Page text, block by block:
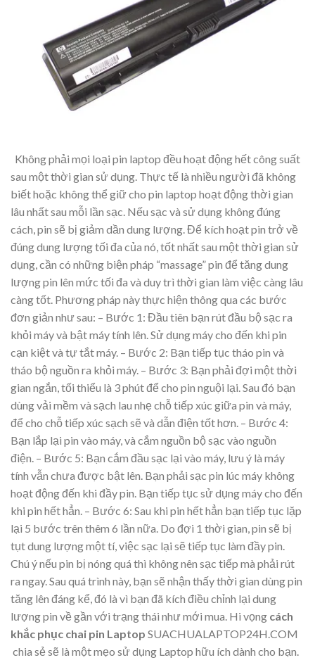
Không phải mọi loại pin laptop đều hoạt động hết công suất
sau một thời gian sử dụng. Thực tế là nhiều người đã không
biết hoặc không thể giữ cho pin laptop hoạt động thời gian
lâu nhất sau mỗi lần sạc. Nếu sạc và sử dụng không đúng
cách, pin sẽ bị giảm dần dung lượng. Để kích hoạt pin trở về
đúng dung lượng tối đa của nó, tốt nhất sau một thời gian sử
dụng, cần có những biện pháp “massage” pin để tăng dung
lượng pin lên mức tối đa và duy trì thời gian làm việc càng lâu
càng tốt. Phương pháp này thực hiện thông qua các bước
đơn giản như sau: – Bước 1: Đầu tiên bạn rút đầu bộ sạc ra
khỏi máy và bật máy tính lên. Sử dụng máy cho đến khi pin
cạn kiệt và tự tắt máy. – Bước 2: Bạn tiếp tục tháo pin và
tháo bộ nguồn ra khỏi máy. – Bước 3: Bạn phải đợi một thời
gian ngắn, tối thiểu là 3 phút để cho pin nguội lại. Sau đó bạn
dùng vải mềm và sạch lau nhẹ chỗ tiếp xúc giữa pin và máy,
để cho chỗ tiếp xúc sạch sẽ và dẫn điện tốt hơn. – Bước 4:
Bạn lắp lại pin vào máy, và cắm nguồn bộ sạc vào nguồn
điện. – Bước 5: Bạn cắm đầu sạc lại vào máy, lưu ý là máy
tính vẫn chưa được bật lên. Bạn phải sạc pin lúc máy không
hoạt động đến khi đầy pin. Bạn tiếp tục sử dụng máy cho đến
khi pin hết hẳn. – Bước 6: Sau khi pin hết hẳn bạn tiếp tục lặp
lại 5 bước trên thêm 6 lần nữa. Do đợi 1 thời gian, pin sẽ bị
tụt dung lượng một tí, việc sạc lại sẽ tiếp tục làm đầy pin.
Chú ý nếu pin bị nóng quá thì không nên sạc tiếp mà phải rút
ra ngay. Sau quá trình này, bạn sẽ nhận thấy thời gian dùng pin
tăng lên đáng kể, đó là vì bạn đã kích điều chỉnh lại dung
lượng pin về gần với trạng thái như mới mua. Hi vọng cách
khắc phục chai pin Laptop SUACHUALAPTOP24H.COM
chia sẻ sẽ là một mẹo sử dụng Laptop hữu ích dành cho bạn.